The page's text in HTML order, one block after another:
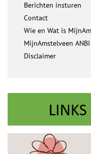
Berichten insturen
Contact
Wie en Wat is
MijnAmstelveen ANBI
Disclaimer